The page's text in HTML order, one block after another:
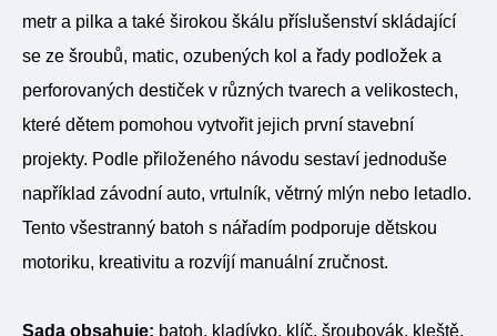
metr a pilka a také širokou škálu příslušenství skládající
se ze šroubů, matic, ozubených kol a řady podložek a
perforovaných destiček v různých tvarech a velikostech,
které dětem pomohou vytvořit jejich první stavební
projekty. Podle přiloženého návodu sestaví jednoduše
například závodní auto, vrtulník, větrný mlýn nebo letadlo.
Tento všestranný batoh s nářadím podporuje dětskou
motoriku, kreativitu a rozvíjí manuální zručnost.
Sada obsahuje: batoh, kladívko, klíč, šroubovák, kleště,